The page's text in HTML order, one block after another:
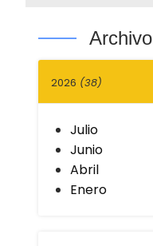
Archivo
2026 (38)
Julio
Junio
Abril
Enero